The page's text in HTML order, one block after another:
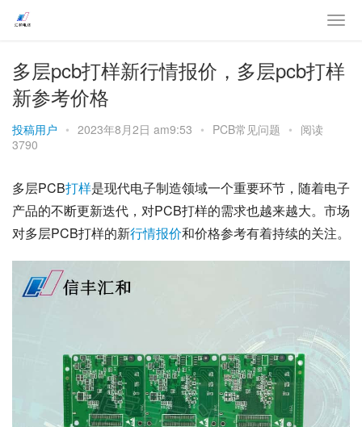
多层pcb打样新行情报价，多层pcb打样
新参考价格
投稿用户 • 2023年8月2日 am9:53 • PCB常见问题 • 阅读
3790
多层PCB打样是现代电子制造领域一个重要环节，随着电子
产品的不断更新迭代，对PCB打样的需求也越来越大。市场
对多层PCB打样的新行情报价和价格参考有着持续的关注。